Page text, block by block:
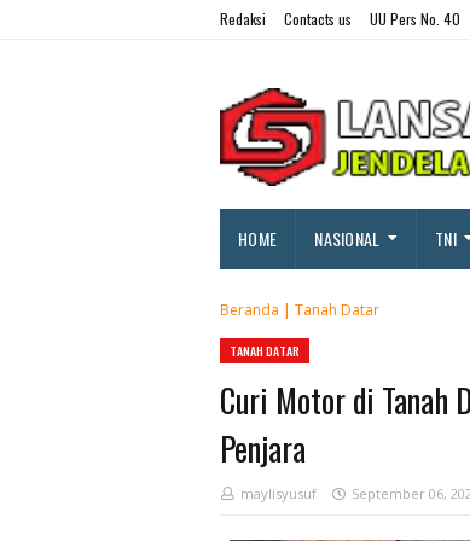
Redaksi Contacts us UU Pers No. 40
HOME NASIONAL TNI
Beranda | Tanah Datar
TANAH DATAR
Curi Motor di Tanah
Penjara
maylisyusuf September 06,